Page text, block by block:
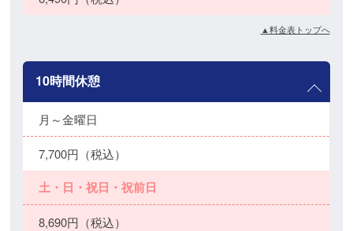
▲料金表トップへ
10時間休憩
月～金曜日
7,700円（税込）
土・日・祝日・祝前日
8,690円（税込）